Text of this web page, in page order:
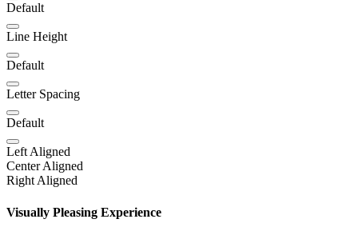
Default
Line Height
Default
Letter Spacing
Default
Left Aligned
Center Aligned
Right Aligned
Visually Pleasing Experience